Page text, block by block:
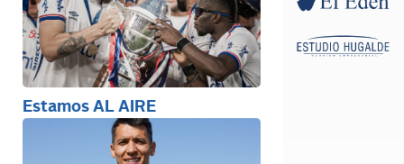
Estamos AL AIRE